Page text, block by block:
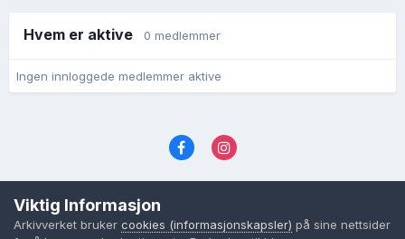
Hvem er aktive 0 medlemmer
Ingen innloggede medlemmer aktive
Cookies (informasjonskapsler)
Powered by Invision Community
Viktig Informasjon
Arkivverket bruker cookies (informasjonskapsler) på sine nettsider